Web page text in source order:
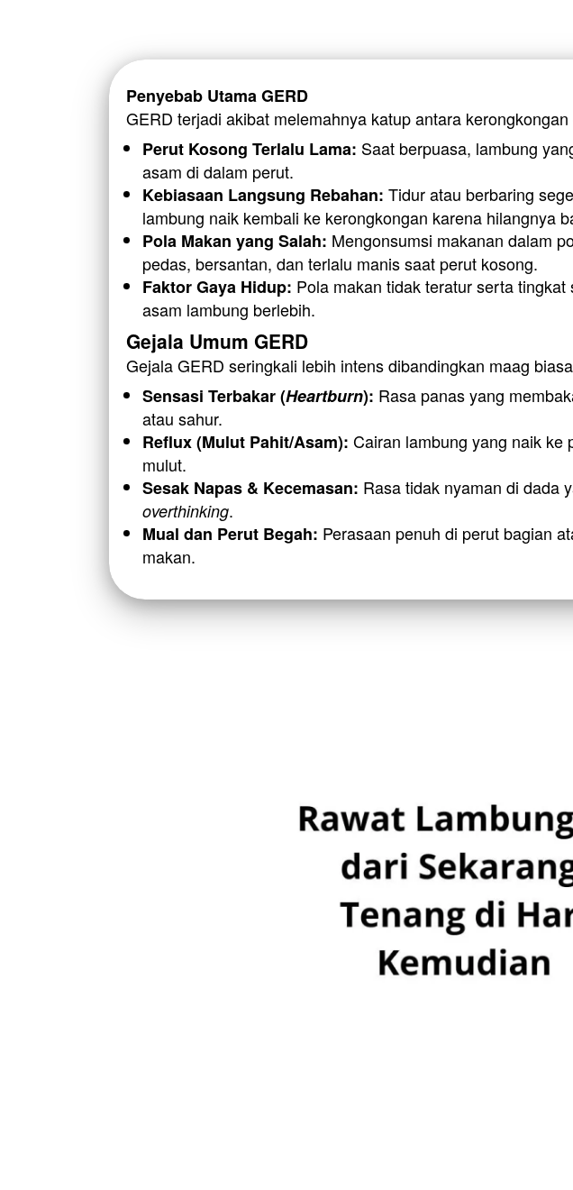
Penyebab Utama GERD
GERD terjadi akibat melemahnya katup antara
Perut Kosong Terlalu Lama: Saat berpuasa, lambung
asam di dalam perut.
Kebiasaan Langsung Rebahan: Tidur atau berbaring
lambung naik kembali ke kerongkongan karena hilangnya
Pola Makan yang Salah: Mengonsumsi makanan dalam
pedas, bersantan, dan terlalu manis saat perut kosong.
Faktor Gaya Hidup: Pola makan tidak teratur serta
asam lambung berlebih.
Gejala Umum GERD
Gejala GERD seringkali lebih intens dibandingkan maag
Sensasi Terbakar (Heartburn): Rasa panas yang
atau sahur.
Reflux (Mulut Pahit/Asam): Cairan lambung yang naik ke
mulut.
Sesak Napas & Kecemasan:
overthinking.
Mual dan Perut Begah: Perasaan penuh di perut bagian
makan.